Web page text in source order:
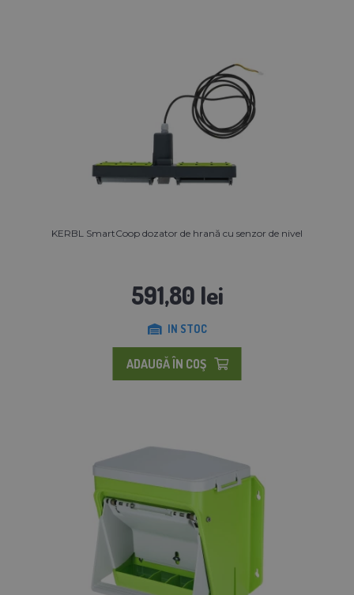
KERBL SmartCoop dozator de hrană cu senzor de nivel
591,80 lei
IN STOC
ADAUGĂ ÎN COŞ